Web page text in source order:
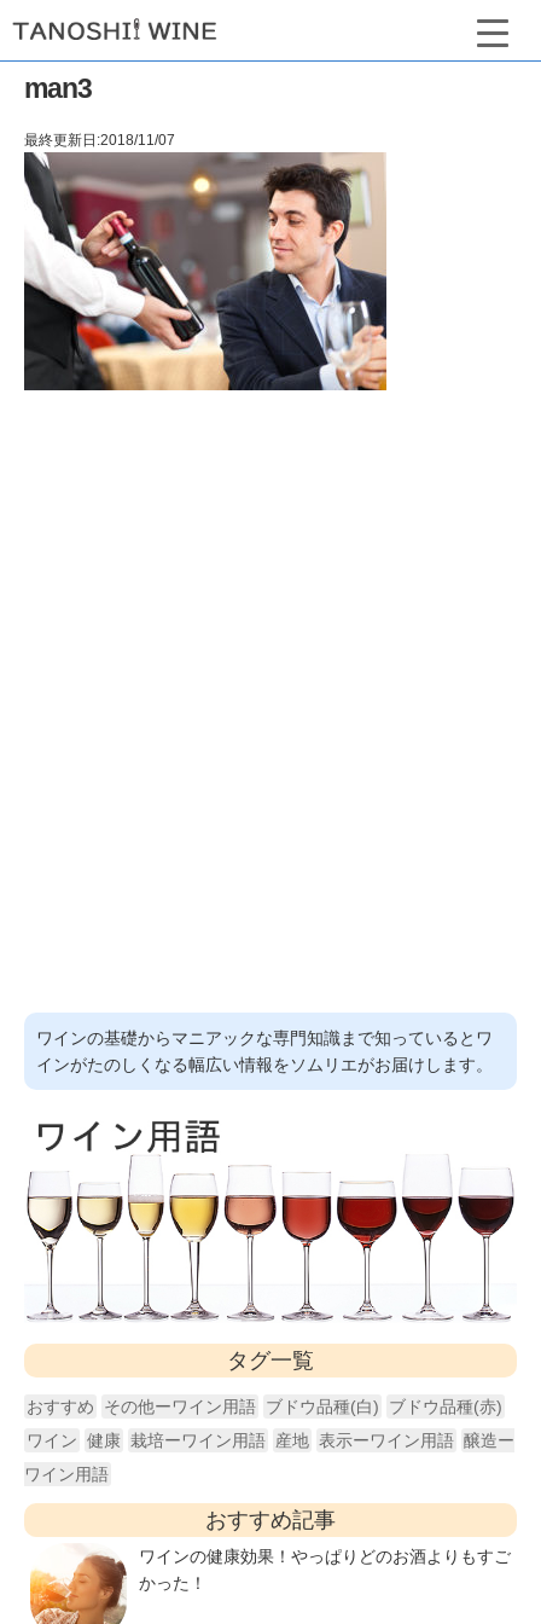
man3
最終更新日:2018/11/07
ワインの基礎からマニアックな専門知識まで知っているとワ
インがたのしくなる幅広い情報をソムリエがお届けします。
タグ一覧
おすすめ その他ーワイン用語 ブドウ品種(白)
ブドウ品種(赤)
ワイン 健康 栽培ーワイン用語 産地 表示ーワイン用語 醸造ー
ワイン用語
おすすめ記事
ワインの健康効果！やっぱりどのお酒よりもすご
かった！